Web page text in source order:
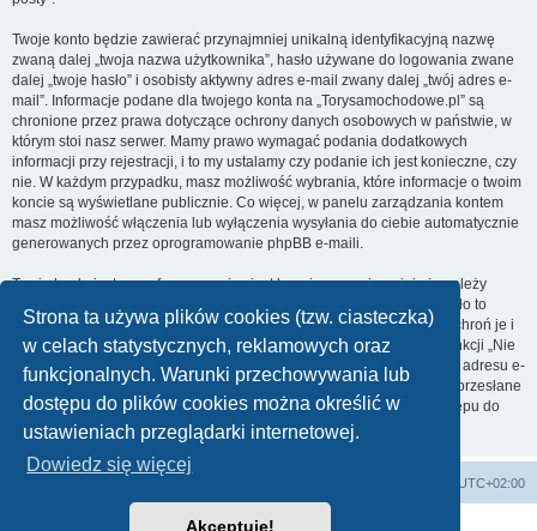
Strona ta używa plików cookies (tzw. ciasteczka)
w celach statystycznych, reklamowych oraz
funkcjonalnych. Warunki przechowywania lub
dostępu do plików cookies można określić w
ustawieniach przeglądarki internetowej.
Dowiedz się więcej
Akceptuję!
Twoje konto będzie zawierać przynajmniej unikalną identyfikacyjną nazwę
zwaną dalej „twoja nazwa użytkownika”, hasło używane do logowania zwane
dalej „twoje hasło” i osobisty aktywny adres e-mail zwany dalej „twój adres e-
mail”. Informacje podane dla twojego konta na „Torysamochodowe.pl” są
chronione przez prawa dotyczące ochrony danych osobowych w państwie, w
którym stoi nasz serwer. Mamy prawo wymagać podania dodatkowych
informacji przy rejestracji, i to my ustalamy czy podanie ich jest konieczne, czy
nie. W każdym przypadku, masz możliwość wybrania, które informacje o twoim
koncie są wyświetlane publicznie. Co więcej, w panelu zarządzania kontem
masz możliwość włączenia lub wyłączenia wysyłania do ciebie automatycznie
generowanych przez oprogramowanie phpBB e-maili.
Twoje hasło jest zaszyfrowane, więc jest bezpieczne, niemniej nie należy
używać tego samego hasła na różnych witrynach internetowych. Hasło to
umożliwia dostęp do twojego konta na „Torysamochodowe.pl”, więc chroń je i
w żadnym wypadku nie podawaj
nikomu. Jeśli je zapomnisz, użyj funkcji „Nie
pamiętam hasła”. Witryna poprosi cię o podanie nazwy użytkownika i adresu e-
mail. Po podaniu tych danych zostanie wygenerowane nowe hasło i przesłane
na podany przez ciebie adres e-mail. Umożliwi ono odzyskanie dostępu do
twojego konta.
UTC+02:00
Technologię dostarczaphpBB® Forum Software © phpBB Limited